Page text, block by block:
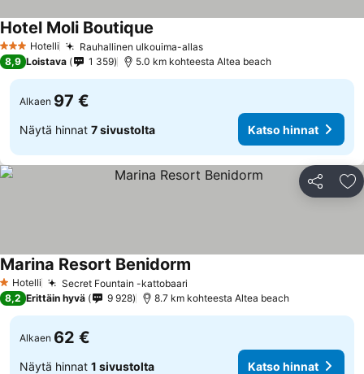
3 Tähtiluokitus
Hotelli Rauhallinen ulkouima-allas
Hotel Moli Boutique
8,9 Loistava 1 359 5.0 km kohteesta Altea beach
Alkaen 97 €
Näytä hinnat 7 sivustolta Katso hinnat
Jaa
1 Tähtiluokitus
Hotelli Secret Fountain -kattobaari
Marina Resort Benidorm
8,2 Erittäin hyvä 9 928 8.7 km kohteesta Altea beach
Alkaen 62 €
Näytä hinnat 1 sivustolta Katso hinnat